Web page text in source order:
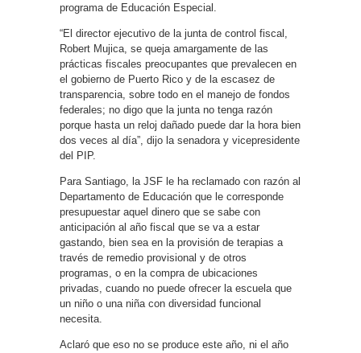
programa de Educación Especial.
“El director ejecutivo de la junta de control fiscal,
Robert Mujica, se queja amargamente de las
prácticas fiscales preocupantes que prevalecen en
el gobierno de Puerto Rico y de la escasez de
transparencia, sobre todo en el manejo de fondos
federales; no digo que la junta no tenga razón
porque hasta un reloj dañado puede dar la hora bien
dos veces al día”, dijo la senadora y vicepresidente
del PIP.
Para Santiago, la JSF le ha reclamado con razón al
Departamento de Educación que le corresponde
presupuestar aquel dinero que se sabe con
anticipación al año fiscal que se va a estar
gastando, bien sea en la provisión de terapias a
través de remedio provisional y de otros
programas, o en la compra de ubicaciones
privadas, cuando no puede ofrecer la escuela que
un niño o una niña con diversidad funcional
necesita.
Aclaró que eso no se produce este año, ni el año